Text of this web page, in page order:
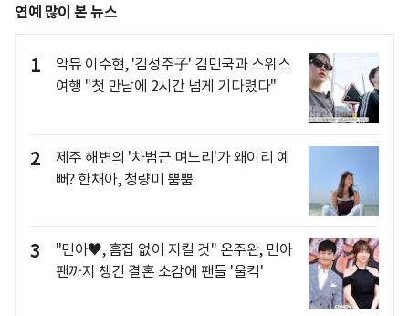
연예 많이 본 뉴스
1
악뮤 이수현, '김성주子' 김민국과 스위스
여행 "첫 만남에 2시간 넘게 기다렸다"
2
제주 해변의 '차범근 며느리'가 왜이리 예
뻐? 한채아, 청량미 뿜뿜
3
"민아♥, 흠집 없이 지킬 것" 온주완, 민아
팬까지 챙긴 결혼 소감에 팬들 '울컥'